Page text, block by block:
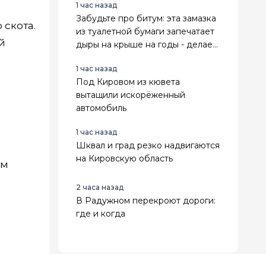
1 час назад
Забудьте про битум: эта замазка
из туалетной бумаги запечатает
дыры на крыше на годы - делаем
1 час назад
Под Кировом из кювета
вытащили искорёженный
автомобиль
1 час назад
Шквал и град резко надвигаются
на Кировскую область
2 часа назад
В Радужном перекроют дороги:
где и когда